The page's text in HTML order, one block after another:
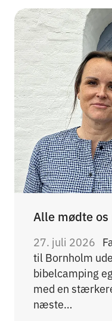
Alle mødte
27. juli 2026
til Bornholm
bibelcamping
med en
næste…